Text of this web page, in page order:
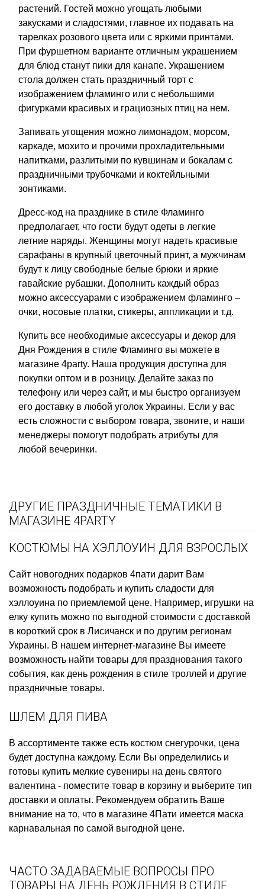
растений. Гостей можно угощать любыми
закусками и сладостями, главное их подавать на
тарелках розового цвета или с яркими принтами.
При фуршетном варианте отличным украшением
для блюд станут пики для канапе. Украшением
стола должен стать праздничный торт с
изображением фламинго или с небольшими
фигурками красивых и грациозных птиц на нем.
Запивать угощения можно лимонадом, морсом,
каркаде, мохито и прочими прохладительными
напитками, разлитыми по кувшинам и бокалам с
праздничными трубочками и коктейльными
зонтиками.
Дресс-код на празднике в стиле Фламинго
предполагает, что гости будут одеты в легкие
летние наряды. Женщины могут надеть красивые
сарафаны в крупный цветочный принт, а мужчинам
будут к лицу свободные белые брюки и яркие
гавайские рубашки. Дополнить каждый образ
можно аксессуарами с изображением фламинго –
очки, носовые платки, стикеры, аппликации и т.д.
Купить все необходимые аксессуары и декор для
Дня Рождения в стиле Фламинго вы можете в
магазине 4party. Наша продукция доступна для
покупки оптом и в розницу. Делайте заказ по
телефону или через сайт, и мы быстро организуем
его доставку в любой уголок Украины. Если у вас
есть сложности с выбором товара, звоните, и наши
менеджеры помогут подобрать атрибуты для
любой вечеринки.
ДРУГИЕ ПРАЗДНИЧНЫЕ ТЕМАТИКИ В
МАГАЗИНЕ 4PARTY
КОСТЮМЫ НА ХЭЛЛОУИН ДЛЯ ВЗРОСЛЫХ
Сайт новогодних подарков 4пати дарит Вам
возможность подобрать и купить сладости для
хэллоуина по приемлемой цене. Например, игрушки на
елку купить можно по выгодной стоимости с доставкой
в короткий срок в Лисичанск и по другим регионам
Украины. В нашем интернет-магазине Вы имеете
возможность найти товары для празднования такого
события, как день рождения в стиле троллей и другие
праздничные товары.
ШЛЕМ ДЛЯ ПИВА
В ассортименте также есть костюм снегурочки, цена
будет доступна каждому. Если Вы определились и
готовы купить мелкие сувениры на день святого
валентина - поместите товар в корзину и выберите тип
доставки и оплаты. Рекомендуем обратить Ваше
внимание на то, что в магазине 4Пати имеется маска
карнавальная по самой выгодной цене.
ЧАСТО ЗАДАВАЕМЫЕ ВОПРОСЫ ПРО
ТОВАРЫ НА ДЕНЬ РОЖДЕНИЯ В СТИЛЕ